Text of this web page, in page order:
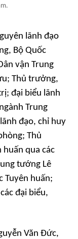
lãnh đạo
Bộ Quốc
vận Trung
Thủ trưởng,
đại biểu lãnh
Trung
đạo, chỉ huy
Thủ
huấn qua các
tướng Lê
Tuyên huấn;
đại biểu,
Văn Đức,